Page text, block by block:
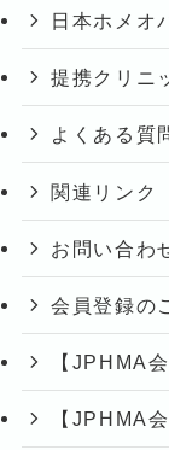
日本ホメオ
提携クリニ
よくある質
関連リンク
お問い合わ
会員登録の
【JPHMA
【JPHMA